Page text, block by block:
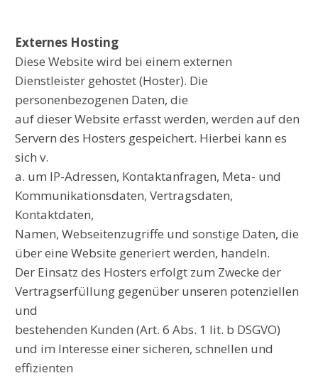
Externes Hosting
Diese Website wird bei einem externen
Dienstleister gehostet (Hoster). Die
personenbezogenen Daten, die
auf dieser Website erfasst werden, werden auf den
Servern des Hosters gespeichert. Hierbei kann es
sich v.
a. um IP-Adressen, Kontaktanfragen, Meta- und
Kommunikationsdaten, Vertragsdaten,
Kontaktdaten,
Namen, Webseitenzugriffe und sonstige Daten, die
über eine Website generiert werden, handeln.
Der Einsatz des Hosters erfolgt zum Zwecke der
Vertragserfüllung gegenüber unseren potenziellen
und
bestehenden Kunden (Art. 6 Abs. 1 lit. b DSGVO)
und im Interesse einer sicheren, schnellen und
effizienten